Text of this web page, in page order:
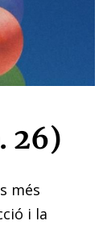
26)
més
i la